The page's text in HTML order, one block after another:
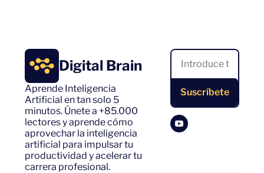
Digital Brain
Aprende Inteligencia
Artificial en tan solo 5
minutos. Únete a +85.000
lectores y aprende cómo
aprovechar la inteligencia
artificial para impulsar tu
productividad y acelerar tu
carrera profesional.
Suscríbete